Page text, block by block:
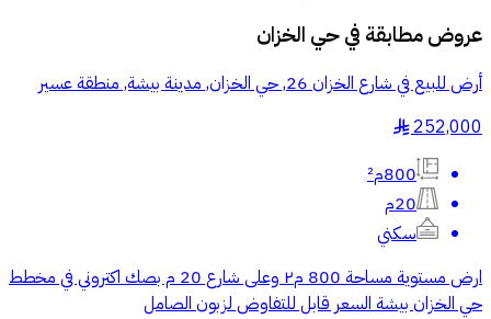
عروض مطابقة فيحي الخزان
أرض للبيع في شارع الخزان 26, حي الخزان, مدينة بيشة, منطقة عسير
252,000
§
800م²
20م
سكني
ارض مستوية مساحة 800 م٢ وعلى شارع 20 م بصك اكتروني في مخطط
حي الخزان بيشة السعر قابل للتفاوض لزبون الصامل